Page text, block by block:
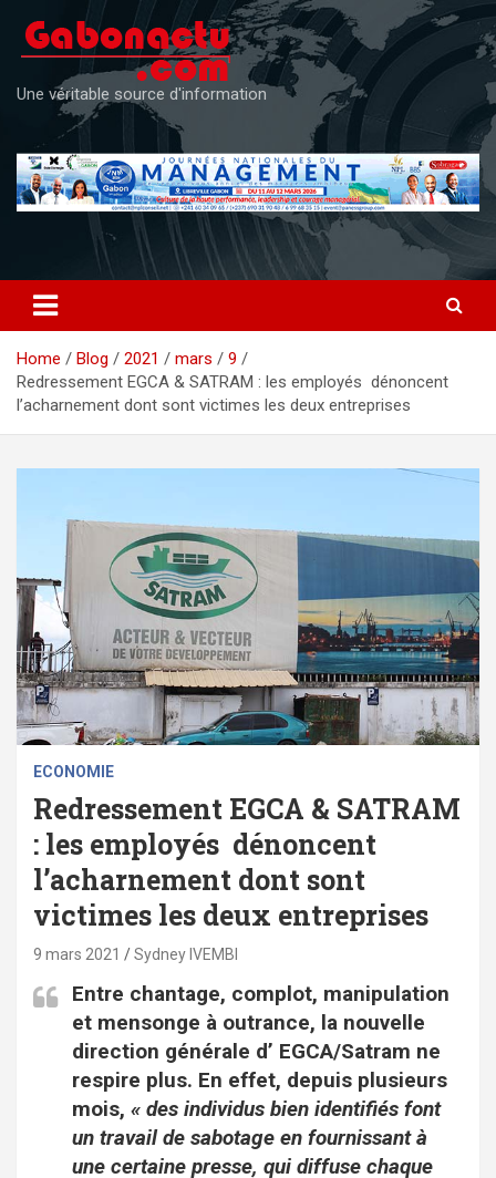
content
Une véritable source d'information
Home Blog 2021 mars
9
Redressement EGCA & SATRAM : les employés dénoncent
l’acharnement dont sont victimes les deux entreprises
ECONOMIE
Redressement EGCA & SATRAM
: les employés dénoncent
l’acharnement dont sont
victimes les deux entreprises
9 mars 2021 Sydney IVEMBI
Entre chantage, complot, manipulation
et mensonge à outrance, la nouvelle
direction générale d’ EGCA/Satram ne
respire plus. En effet, depuis plusieurs
mois, « des individus bien identifiés font
un travail de sabotage en fournissant à
une certaine presse, qui diffuse chaque